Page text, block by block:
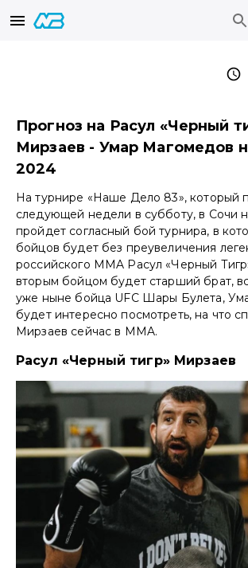
Прогноз на Расул «Черный
Мирзаев - Умар Магомедов
2024
На турнире «Наше Дело 83», который
следующей недели в субботу, в Сочи
пройдет согласный бой турнира, в
бойцов будет без преувеличения
российского MMA Расул «Черный
вторым бойцом будет старший брат,
уже ныне бойца UFC Шары Булета,
будет интересно посмотреть, на что
Мирзаев сейчас в MMA.
Расул «Черный тигр» Мирзаев